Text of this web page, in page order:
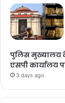
पुलिस मुख्यालय
एसपी कार्यालय
3 days ago